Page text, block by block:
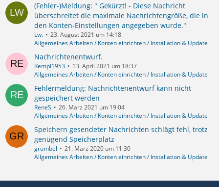
(Fehler-)Meldung: " Gekürzt! - Diese Nachricht
überschreitet die maximale Nachrichtengröße, die in
den Konten-Einstellungen angegeben wurde."
Lw.
23. August 2021 um 14:18
Allgemeines Arbeiten / Konten einrichten / Installation & Update
Nachrichtenentwurf.
Rempi1953
13. April 2021 um 18:37
Allgemeines Arbeiten / Konten einrichten / Installation & Update
Fehlermeldung: Nachrichtenentwurf kann nicht
gespeichert werden
ReneS
26. März 2021 um 19:04
Allgemeines Arbeiten / Konten einrichten / Installation & Update
Speichern gesendeter Nachrichten schlägt fehl, trotz
genügend Speicherplatz
grumbel
21. März 2020 um 11:30
Allgemeines Arbeiten / Konten einrichten / Installation & Update